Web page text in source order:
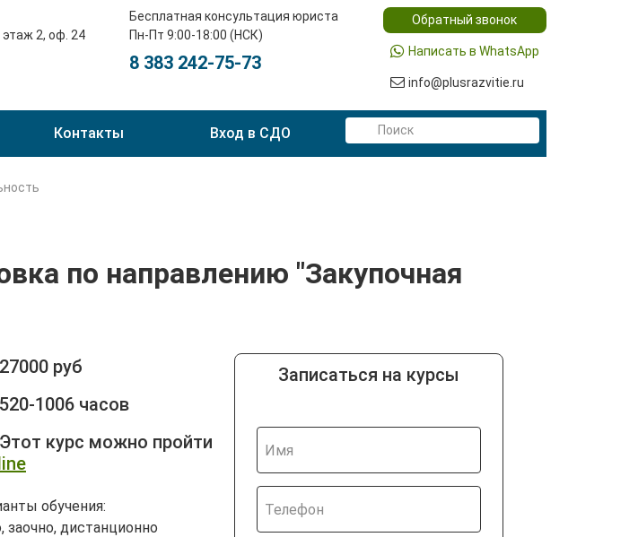
2, оф. 24
Бесплатная консультация юриста
Пн-Пт 9:00-18:00 (НСК)
8 383 242-75-73
Обратный звонок
Написать в WhatsApp
info@plusrazvitie.ru
Контакты Вход в СДО
по направлению "Закупочная
27000 руб
520-1006 часов
Этот курс можно пройти
обучения:
заочно, дистанционно
Записаться на курсы